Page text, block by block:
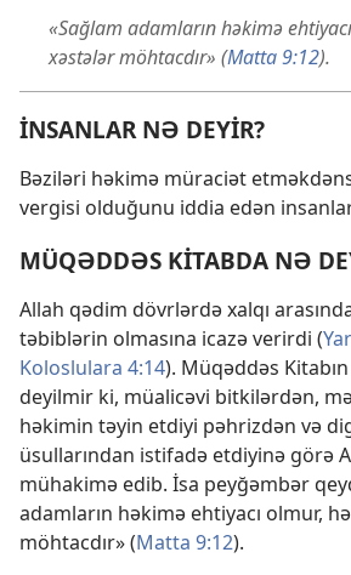
«Sağlam adamların həkimə
xəstələr möhtacdır» (Matta 9:12).
İNSANLAR NƏ DEYİR?
Bəziləri həkimə müraciət
vergisi olduğunu iddia edən
MÜQƏDDƏS KİTABDA NƏ
Allah qədim dövrlərdə xalqı
təbiblərin olmasına icazə verirdi (
Koloslulara 4:14). Müqəddəs
deyilmir ki, müalicəvi bitkilərdən,
həkimin təyin etdiyi pəhrizdən və
üsullarından istifadə etdiyinə görə
mühakimə edib. İsa peyğəmbər
adamların həkimə ehtiyacı olmur,
möhtacdır» (Matta 9:12).